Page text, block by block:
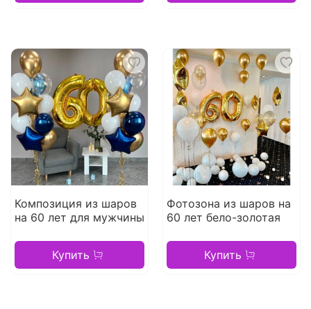
Композиция из шаров
на 60 лет для мужчины
Купить
Фотозона из шаров на
60 лет бело-золотая
Купить